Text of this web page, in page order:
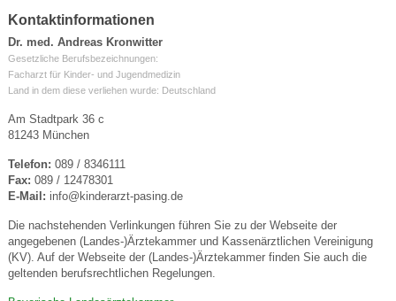
Kontaktinformationen
Dr. med. Andreas Kronwitter
Gesetzliche Berufsbezeichnungen:
Facharzt für Kinder- und Jugendmedizin
Land in dem diese verliehen wurde: Deutschland
Am Stadtpark 36 c
81243 München
Telefon: 089 / 8346111
Fax: 089 / 12478301
E-Mail: info@kinderarzt-pasing.de
Die nachstehenden Verlinkungen führen Sie zu der Webseite der
angegebenen (Landes-)Ärztekammer und Kassenärztlichen Vereinigung
(KV). Auf der Webseite der (Landes-)Ärztekammer finden Sie auch die
geltenden berufsrechtlichen Regelungen.